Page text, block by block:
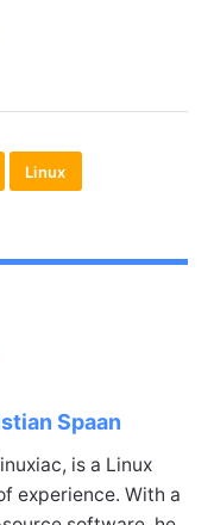
Linux
Spaan
is a Linux
experience. With a